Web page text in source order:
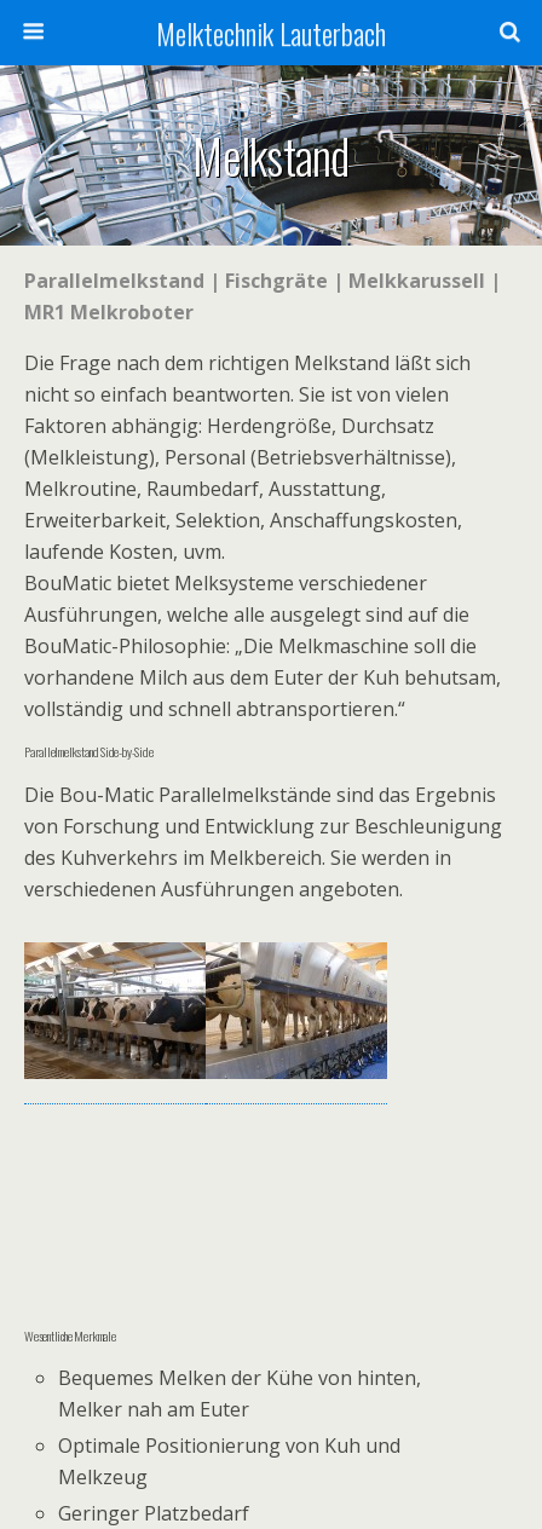
Melktechnik Lauterbach
Melkstand
Parallelmelkstand | Fischgräte | Melkkarussell |
MR1 Melkroboter
Die Frage nach dem richtigen Melkstand läßt sich
nicht so einfach beantworten. Sie ist von vielen
Faktoren abhängig: Herdengröße, Durchsatz
(Melkleistung), Personal (Betriebsverhältnisse),
Melkroutine, Raumbedarf, Ausstattung,
Erweiterbarkeit, Selektion, Anschaffungskosten,
laufende Kosten, uvm.
BouMatic bietet Melksysteme verschiedener
Ausführungen, welche alle ausgelegt sind auf die
BouMatic-Philosophie: „Die Melkmaschine soll die
vorhandene Milch aus dem Euter der Kuh behutsam,
vollständig und schnell abtransportieren.“
Parallelmelkstand Side-by-Side
Die Bou-Matic Parallelmelkstände sind das Ergebnis
von Forschung und Entwicklung zur Beschleunigung
des Kuhverkehrs im Melkbereich. Sie werden in
verschiedenen Ausführungen angeboten.
Wesentliche Merkmale
Bequemes Melken der Kühe von hinten,
Melker nah am Euter
Optimale Positionierung von Kuh und
Melkzeug
Geringer Platzbedarf